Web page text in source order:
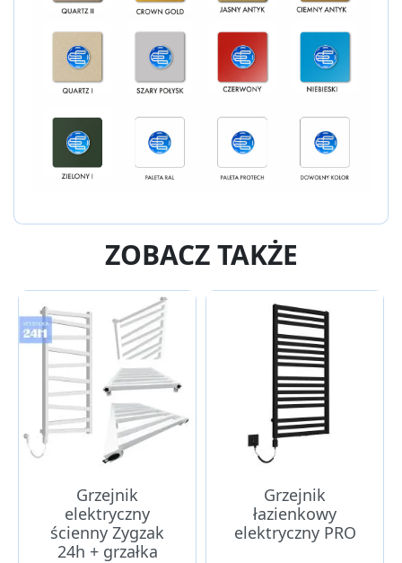
ZOBACZ TAKŻE
Grzejnik
elektryczny
ścienny Zygzak
24h + grzałka
Grzejnik
łazienkowy
elektryczny PRO